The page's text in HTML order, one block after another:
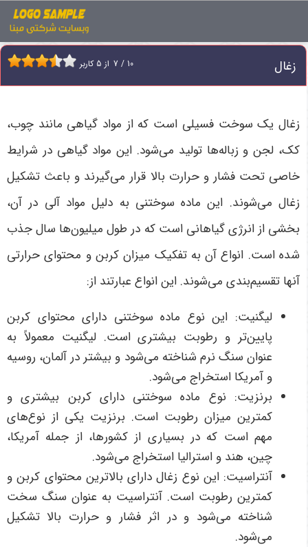
زغال 7 / 10 از 5 کاربر
زغال یک سوخت فسیلی است که از مواد گیاهی مانند چوب،
کک، لجن و زباله‌ها تولید می‌شود. این مواد گیاهی در شرایط
خاصی تحت فشار و حرارت بالا قرار می‌گیرند و باعث تشکیل
زغال می‌شوند. این ماده سوختنی به دلیل مواد آلی در آن،
بخشی از انرژی گیاهانی است که در طول میلیون‌ها سال جذب
شده است. انواع آن به تفکیک میزان کربن و محتوای حرارتی
آنها تقسیم‌بندی می‌شوند. این انواع عبارتند از:
لیگنیت: این نوع ماده سوختنی دارای محتوای کربن
پایین‌تر و رطوبت بیشتری است. لیگنیت معمولاً به
عنوان سنگ نرم شناخته می‌شود و بیشتر در آلمان، روسیه
و آمریکا استخراج می‌شود.
برنزیت: نوع ماده سوختنی دارای کربن بیشتری و
کمترین میزان رطوبت است. برنزیت یکی از نوع‌های
مهم است که در بسیاری از کشورها، از جمله آمریکا،
چین، هند و استرالیا استخراج می‌شود.
آنتراسیت: این نوع زغال دارای بالاترین محتوای کربن و
کمترین رطوبت است. آنتراسیت به عنوان سنگ سخت
شناخته می‌شود و در اثر فشار و حرارت بالا تشکیل
می‌شود.